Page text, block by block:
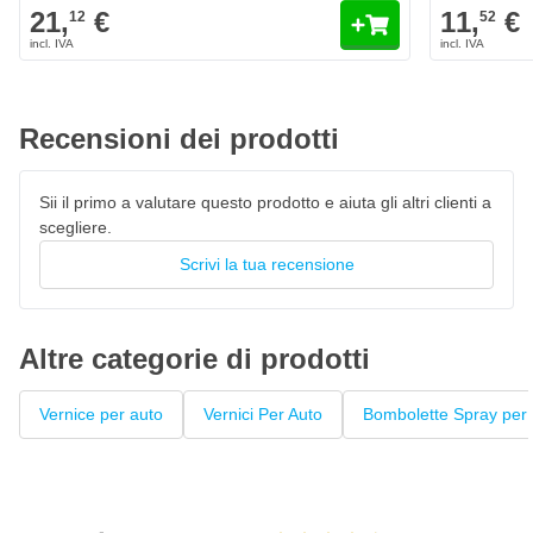
Il colore Smart EAAO Active Blue Metallic è personalizzato
colori
La vernice High Solid garantisce un'elevata copertura
Penna laccata con pennello privo di pelucchi
Questo fondo può essere verniciato con
21,12 € 11,52 €
Recensioni dei prodotti
Sii il primo a valutare questo prodotto e aiuta gli altri clienti a
scegliere.
Scrivi la tua recensione
Altre categorie di prodotti
Vernice per auto Vernici Per Auto Bombolette Spray per